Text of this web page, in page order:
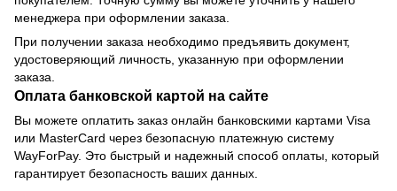
менеджера при оформлении заказа.
При получении заказа необходимо предъявить документ,
удостоверяющий личность, указанную при оформлении
заказа.
Оплата банковской картой на сайте
Вы можете оплатить заказ онлайн банковскими картами Visa
или MasterCard через безопасную платежную систему
WayForPay. Это быстрый и надежный способ оплаты, который
гарантирует безопасность ваших данных.